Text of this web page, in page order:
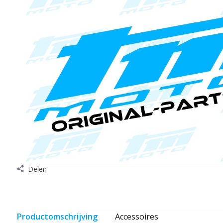
Delen
Productomschrijving Accessoires